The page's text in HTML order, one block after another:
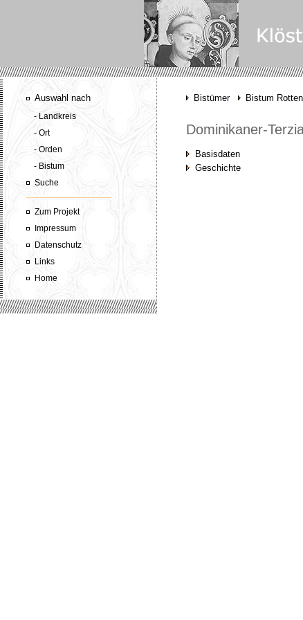
Auswahl nach
- Landkreis
- Ort
- Orden
- Bistum
Suche
Zum Projekt
Impressum
Datenschutz
Links
Home
Bistümer Bistum
Dominikaner-
Basisdaten
Geschichte